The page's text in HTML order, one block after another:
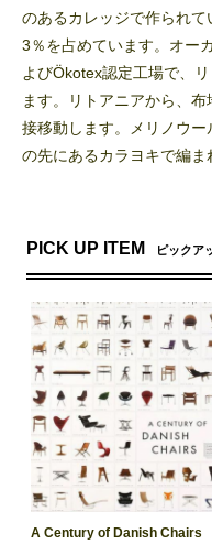
のあるカレッジで作られ
3％を占めています。オー
よびÖkotex認定工場で、
ます。リトアニアから、
接移動します。メリノウ
の先にあるカラヨキで編ま
PICK UP ITEM ピックア
A Century of Danish Chairs